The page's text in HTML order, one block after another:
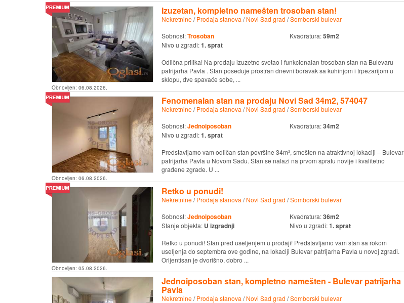
Obnovljen: 06.08.2026.
Izuzetan, kompletno namešten trosoban stan!
Nekretnine/Prodaja stanova /Novi Sad grad /Somborski bulevar
Sobnost:Trosoban Kvadratura:59m2
Nivo u zgradi:1. sprat
Odlična prilika! Na prodaju izuzetno svetao i funkcionalan trosoban stan na Bulevaru
patrijarha Pavla . Stan poseduje prostran dnevni boravak sa kuhinjom i trpezarijom u
sklopu, dve spavaće sobe, ...
Obnovljen: 06.08.2026.
Fenomenalan stan na prodaju Novi Sad 34m2, 574047
Nekretnine/Prodaja stanova /Novi Sad grad /Somborski bulevar
Sobnost:Jednoiposoban Kvadratura:34m2
Nivo u zgradi:1. sprat
Predstavljamo vam odličan stan površine 34m², smešten na atraktivnoj lokaciji – Bulevar
patrijarha Pavla u Novom Sadu. Stan se nalazi na prvom spratu novije i kvalitetno
građene zgrade. U ...
Obnovljen: 05.08.2026.
Retko u ponudi!
Nekretnine/Prodaja stanova /Novi Sad grad /Somborski bulevar
Sobnost:Jednoiposoban Kvadratura:36m2
Stanje objekta: U izgradnji Nivo u zgradi:1. sprat
Retko u ponudi! Stan pred useljenjem u prodaji! Predstavljamo vam stan sa rokom
useljenja do septembra ove godine, na lokaciji Bulevar patrijarha Pavla u novoj zgradi.
Orijentisan je dvorišno, dobro ...
Jednoiposoban stan, kompletno namešten - Bulevar patrijarha
Pavla
Nekretnine/Prodaja stanova /Novi Sad grad /Somborski bulevar